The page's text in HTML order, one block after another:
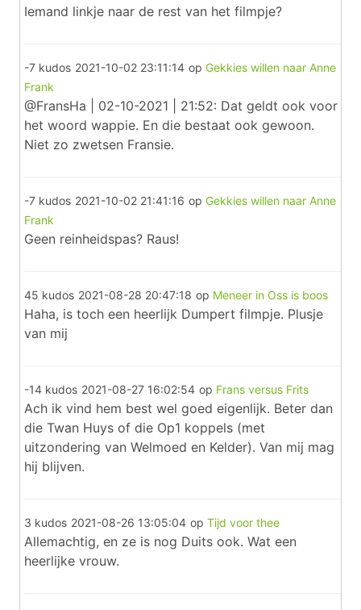
Iemand linkje naar de rest van het filmpje?
-7 kudos 2021-10-02 23:11:14 op Gekkies willen naar Anne
Frank
@FransHa | 02-10-2021 | 21:52: Dat geldt ook voor
het woord wappie. En die bestaat ook gewoon.
Niet zo zwetsen Fransie.
-7 kudos 2021-10-02 21:41:16 op Gekkies willen naar Anne
Frank
Geen reinheidspas? Raus!
45 kudos 2021-08-28 20:47:18 op Meneer in Oss is boos
Haha, is toch een heerlijk Dumpert filmpje. Plusje
van mij
-14 kudos 2021-08-27 16:02:54 op Frans versus Frits
Ach ik vind hem best wel goed eigenlijk. Beter dan
die Twan Huys of die Op1 koppels (met
uitzondering van Welmoed en Kelder). Van mij mag
hij blijven.
3 kudos 2021-08-26 13:05:04 op Tijd voor thee
Allemachtig, en ze is nog Duits ook. Wat een
heerlijke vrouw.